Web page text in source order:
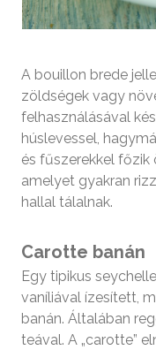
A bouillon brede
zöldségek vagy
felhasználásával
húslevessel,
és fűszerekkel főzik
amelyet gyakran
hallal tálalnak.
Carotte banán
Egy tipikus
vaníliával ízesített,
banán. Általában
teával. A „carotte”